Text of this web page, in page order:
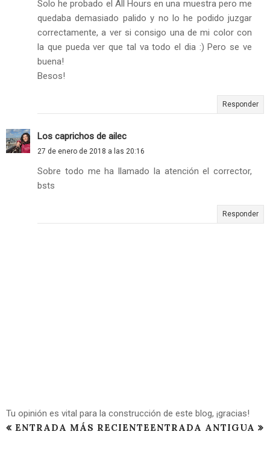
Solo he probado el All Hours en una muestra pero me
quedaba demasiado palido y no lo he podido juzgar
correctamente, a ver si consigo una de mi color con
la que pueda ver que tal va todo el dia :) Pero se ve
buena!
Besos!
Responder
Los caprichos de ailec
27 de enero de 2018 a las 20:16
Sobre todo me ha llamado la atención el corrector,
bsts
Responder
Tu opinión es vital para la construcción de este blog, ¡gracias!
ENTRADA MÁS RECIENTEENTRADA ANTIGUA